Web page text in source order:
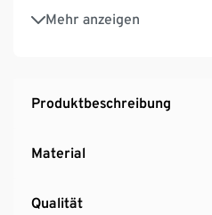
Mehr anzeigen
Verstellbare Einlegeböden
MADE IN GERMANY
Produktbeschreibung
Material
Qualität